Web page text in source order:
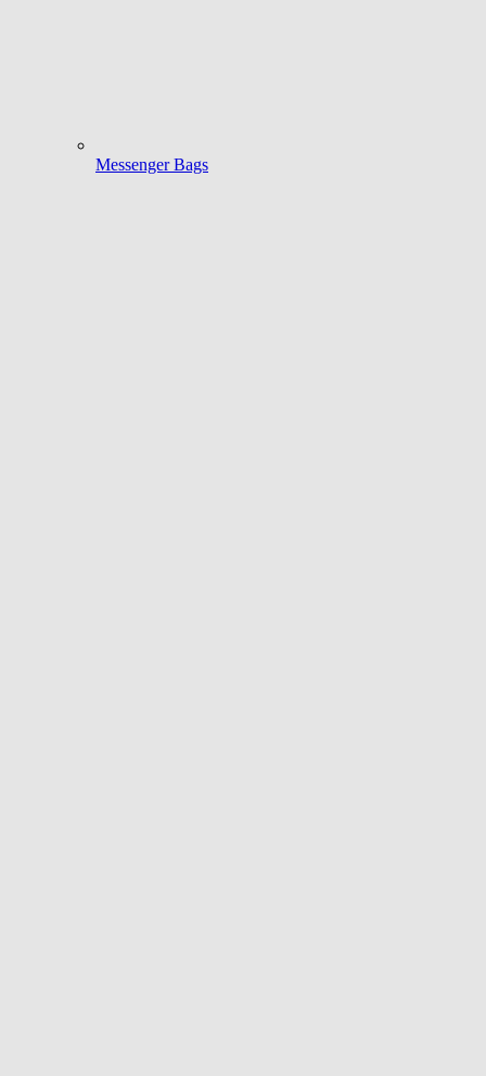
Messenger Bags